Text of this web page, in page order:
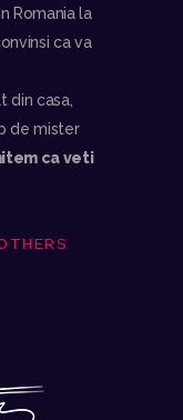
Romania la
ca va
din casa,
de mister
ca veti